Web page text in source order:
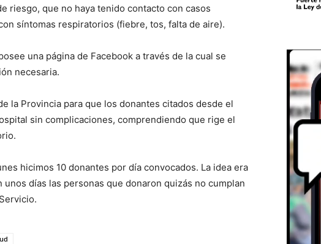
riesgo, que no haya tenido contacto con casos
síntomas respiratorios (fiebre, tos, falta de aire).
una página de Facebook a través de la cual se
necesaria.
la Provincia para que los donantes citados desde el
sin complicaciones, comprendiendo que rige el
hicimos 10 donantes por día convocados. La idea era
días las personas que donaron quizás no cumplan